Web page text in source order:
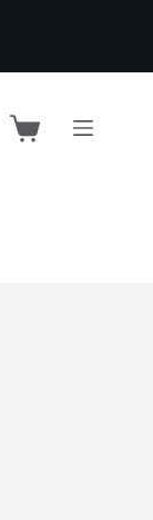
Shopping